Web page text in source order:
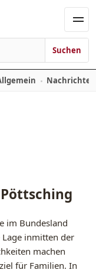
Suchen
im Bundesland
inmitten der
machen
für Familien. In